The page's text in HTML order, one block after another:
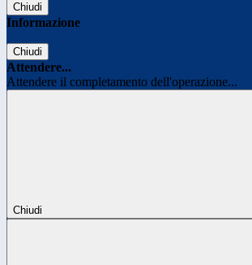
Chiudi
Informazione
Chiudi
Attendere...
Attendere il completamento dell'operazione...
Chiudi